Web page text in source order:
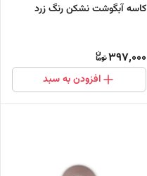
کاسه آبگوشت نشکن رنگ زرد
397,000
افزودن به سبد